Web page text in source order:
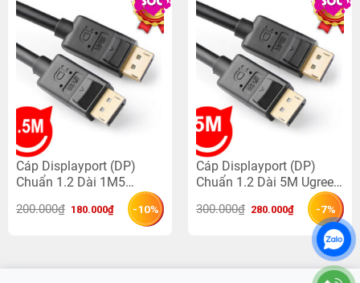
Cáp Displayport (DP)
Chuẩn 1.2 Dài 1M5
Ugreen 10245 Cao Cấp
Chính Hãng
200.000₫ Giá
180.000₫Giá
hiện
-10%
Cáp Displayport (DP)
Chuẩn 1.2 Dài 5M Ugreen
10213 Cao Cấp Chính
Hãng
300.000₫ Giá
280.000₫Giá
hiện
280.000₫.
-7%